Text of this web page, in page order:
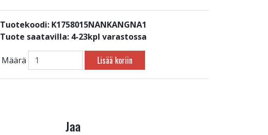
Tuotekoodi: K1758015NANKANGNA1
Tuote saatavilla: 4-23kpl varastossa
Määrä Lisää koriin
Jaa